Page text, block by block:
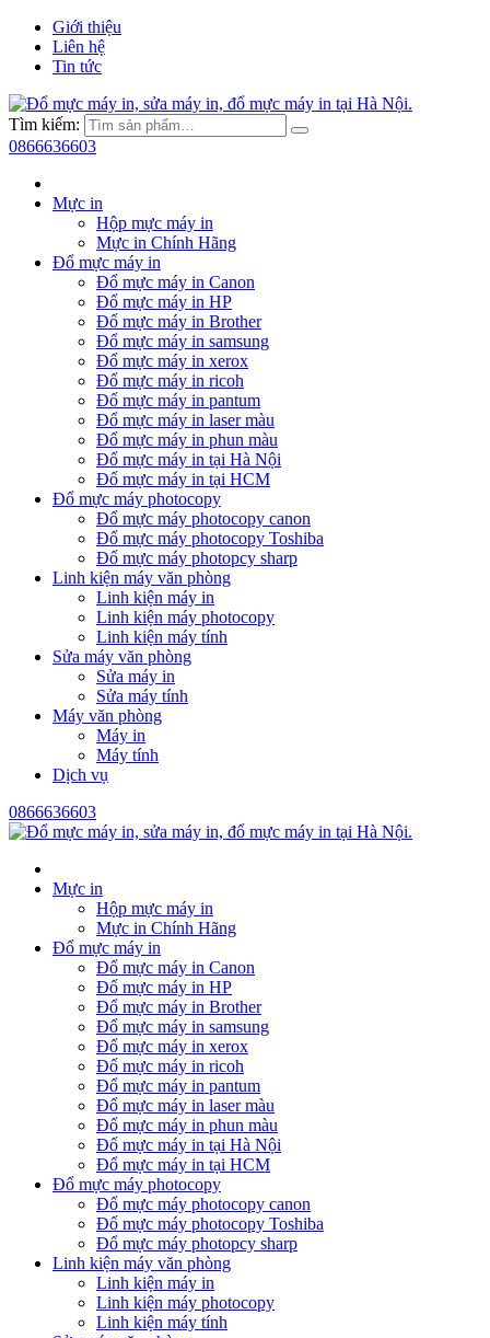
Giới thiệu
Liên hệ
Tin tức
Tìm kiếm:
0866636603
Mực in
Hộp mực máy in
Mực in Chính Hãng
Đổ mực máy in
Đổ mực máy in Canon
Đổ mực máy in HP
Đổ mực máy in Brother
Đổ mực máy in samsung
Đổ mực máy in xerox
Đổ mực máy in ricoh
Đổ mực máy in pantum
Đổ mực máy in laser màu
Đổ mực máy in phun màu
Đổ mực máy in tại Hà Nội
Đổ mực máy in tại HCM
Đổ mực máy photocopy
Đổ mực máy photocopy canon
Đổ mực máy photocopy Toshiba
Đổ mực máy photopcy sharp
Linh kiện máy văn phòng
Linh kiện máy in
Linh kiện máy photocopy
Linh kiện máy tính
Sửa máy văn phòng
Sửa máy in
Sửa máy tính
Máy văn phòng
Máy in
Máy tính
Dịch vụ
0866636603
Mực in
Hộp mực máy in
Mực in Chính Hãng
Đổ mực máy in
Đổ mực máy in Canon
Đổ mực máy in HP
Đổ mực máy in Brother
Đổ mực máy in samsung
Đổ mực máy in xerox
Đổ mực máy in ricoh
Đổ mực máy in pantum
Đổ mực máy in laser màu
Đổ mực máy in phun màu
Đổ mực máy in tại Hà Nội
Đổ mực máy in tại HCM
Đổ mực máy photocopy
Đổ mực máy photocopy canon
Đổ mực máy photocopy Toshiba
Đổ mực máy photopcy sharp
Linh kiện máy văn phòng
Linh kiện máy in
Linh kiện máy photocopy
Linh kiện máy tính